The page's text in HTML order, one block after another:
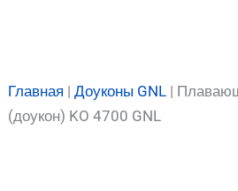
Главная |Доуконы GNL |
(доукон) KO 4700 GNL